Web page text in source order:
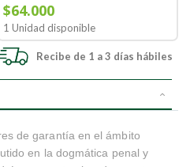
$64.000
1 Unidad disponible
Recibe de 1 a 3 días hábiles
de garantía en el ámbito
en la dogmática penal y